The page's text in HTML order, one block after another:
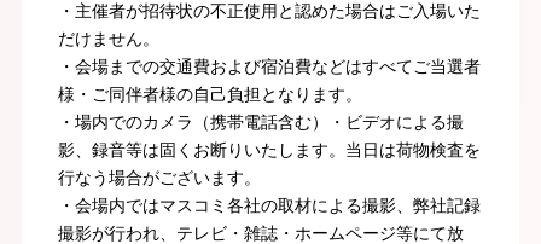
・主催者が招待状の不正使用と認めた場合はご入場いた
だけません。
・会場までの交通費および宿泊費などはすべてご当選者
様・ご同伴者様の自己負担となります。
・場内でのカメラ（携帯電話含む）・ビデオによる撮
影、録音等は固くお断りいたします。当日は荷物検査を
行なう場合がございます。
・会場内ではマスコミ各社の取材による撮影、弊社記録
撮影が行われ、テレビ・雑誌・ホームページ等にて放